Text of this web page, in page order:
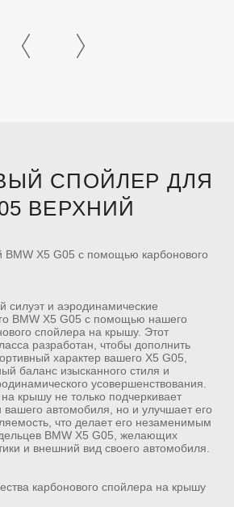
СПОЙЛЕР ДЛЯ
ВЕРХНИЙ
BMW X5 G05 с помощью карбонового
силуэт и аэродинамические
BMW X5 G05 с помощью нашего
спойлера на крышу. Этот
разработан, чтобы дополнить
характер вашего X5 G05,
баланс изысканного стиля и
усовершенствования.
крышу не только подчеркивает
автомобиля, но и улучшает его
что делает его незаменимым
BMW X5 G05, желающих
и внешний вид своего автомобиля.
карбонового спойлера на крышу